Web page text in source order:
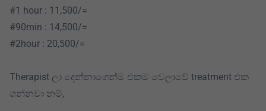
#1 hour : 11,500/=
#90min : 14,500/=
#2hour : 20,500/=
Therapist ලා දෙන්නාගෙන්ම එකම වෙලාවේ treatment එක
ගන්නවා නම්,